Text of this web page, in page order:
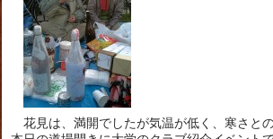
花見は、満開でしたが気温が低く、寒さと